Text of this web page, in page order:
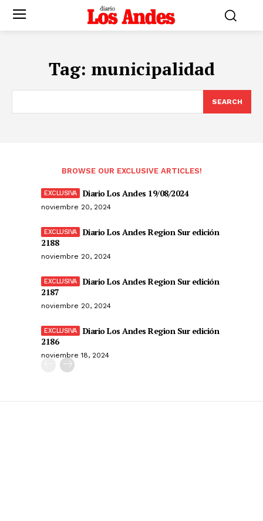
Tag: municipalidad
SEARCH
BROWSE OUR EXCLUSIVE ARTICLES!
Diario Los Andes 19/08/2024
noviembre 20, 2024
Diario Los Andes Region Sur edición
2188
noviembre 20, 2024
Diario Los Andes Region Sur edición
2187
noviembre 20, 2024
Diario Los Andes Region Sur edición
2186
noviembre 18, 2024